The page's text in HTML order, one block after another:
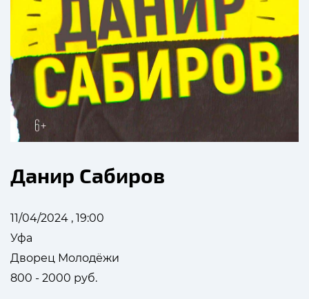
Данир Сабиров
11/04/2024 , 19:00
Уфа
Дворец Молодёжи
800 - 2000 руб.